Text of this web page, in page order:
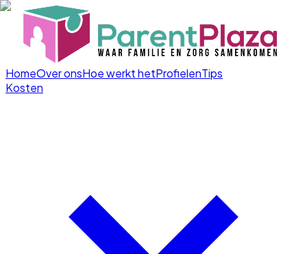
HomeOver onsHoe werkt hetProfielenTips
Kosten